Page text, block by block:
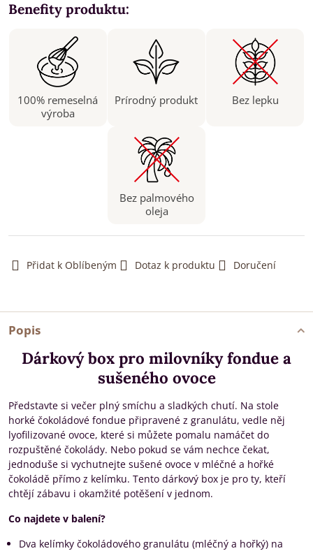
Benefity produktu:
100% remeselná
výroba
Prírodný produkt Bez lepku
Bez palmového
oleja
Přidat k Oblíbeným Dotaz k produktu Doručení
Popis
Dárkový box pro milovníky fondue a
sušeného ovoce
Představte si večer plný smíchu a sladkých chutí. Na stole
horké čokoládové fondue připravené z granulátu, vedle něj
lyofilizované ovoce, které si můžete pomalu namáčet do
rozpuštěné čokolády. Nebo pokud se vám nechce čekat,
jednoduše si vychutnejte sušené ovoce v mléčné a hořké
čokoládě přímo z kelímku. Tento dárkový box je pro ty, kteří
chtějí zábavu i okamžité potěšení v jednom.
Co najdete v balení?
Dva kelímky čokoládového granulátu (mléčný a hořký) na